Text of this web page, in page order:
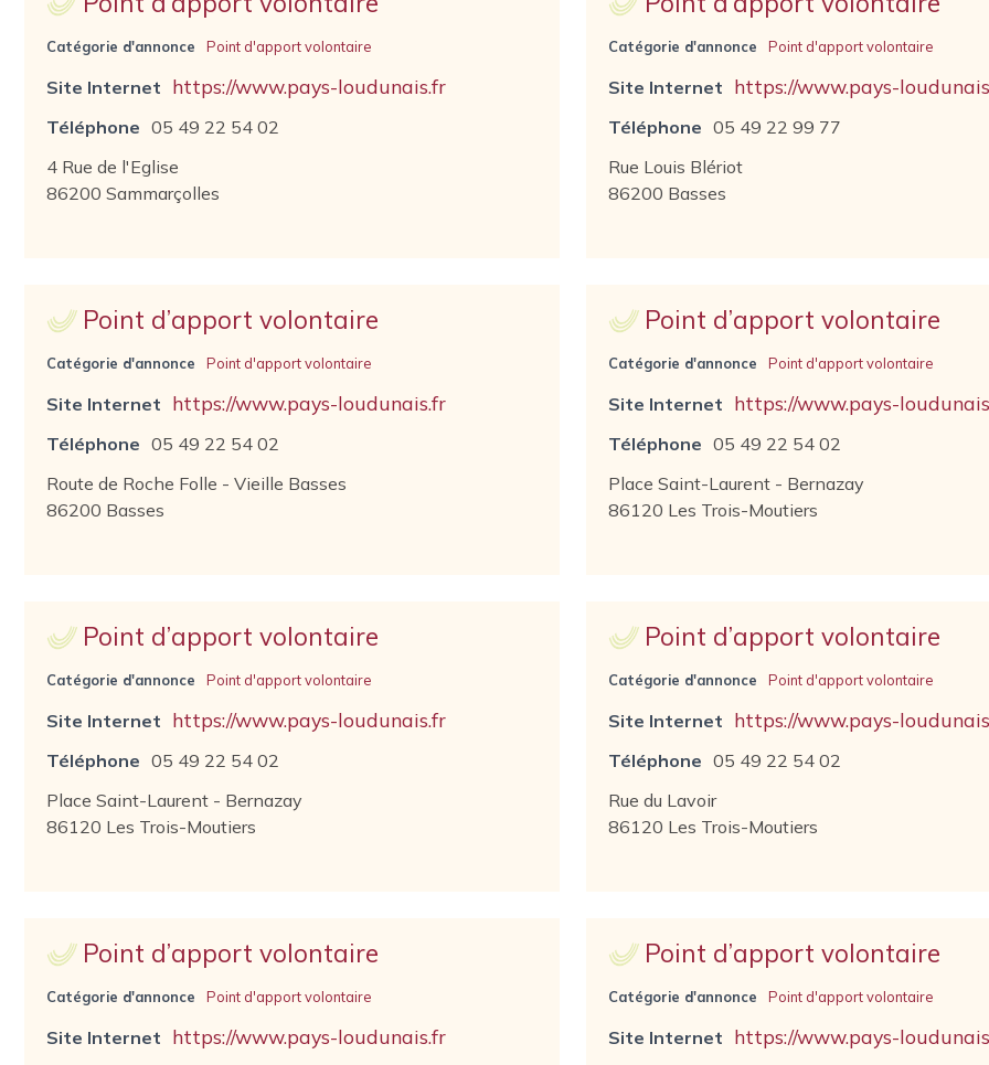
Catégorie d'annonce Point d'apport volontaire
Site Internet https://www.pays-loudunais.fr
Téléphone 05 49 22 54 02
4 Rue de l'Eglise
86200 Sammarçolles
Catégorie d'annonce Point d'apport volontaire
Site Internet https://www.pays-
Téléphone 05 49 22 99 77
Rue Louis Blériot
86200 Basses
Point d’apport volontaire
Catégorie d'annonce Point d'apport volontaire
Site Internet https://www.pays-loudunais.fr
Téléphone 05 49 22 54 02
Route de Roche Folle - Vieille Basses
86200 Basses
Point d’apport volontaire
Catégorie d'annonce Point d'apport volontaire
Site Internet https://www.pays-
Téléphone 05 49 22 54 02
Place Saint-Laurent - Bernazay
86120 Les Trois-Moutiers
Point d’apport volontaire
Catégorie d'annonce Point d'apport volontaire
Site Internet https://www.pays-loudunais.fr
Téléphone 05 49 22 54 02
Place Saint-Laurent - Bernazay
86120 Les Trois-Moutiers
Point d’apport volontaire
Catégorie d'annonce Point d'apport volontaire
Site Internet https://www.pays-
Téléphone 05 49 22 54 02
Rue du Lavoir
86120 Les Trois-Moutiers
Point d’apport volontaire
Catégorie d'annonce Point d'apport volontaire
Site Internet https://www.pays-loudunais.fr
Point d’apport volontaire
Catégorie d'annonce Point d'apport volontaire
Site Internet https://www.pays-